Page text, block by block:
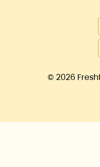
© 2026